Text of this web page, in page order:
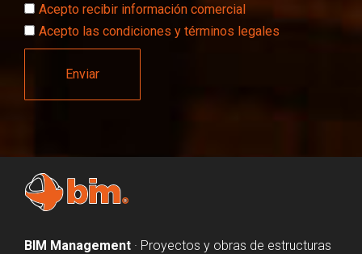
Acepto recibir información comercial
Acepto las condiciones y términos legales
Enviar
BIM Management · Proyectos y obras de estructuras